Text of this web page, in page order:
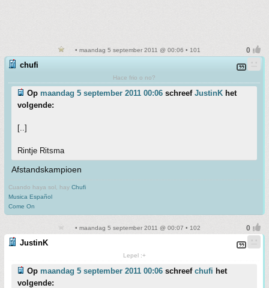
• maandag 5 september 2011 @ 00:06 • 101
chufi
Hace frio o no?
Op maandag 5 september 2011 00:06 schreef JustinK het
volgende:
[..]
Rintje Ritsma
Afstandskampioen
Cuando haya sol, hay Chufi
Musica Español
Come On
• maandag 5 september 2011 @ 00:07 • 102
JustinK
Lepel :+
Op maandag 5 september 2011 00:06 schreef chufi het
volgende: